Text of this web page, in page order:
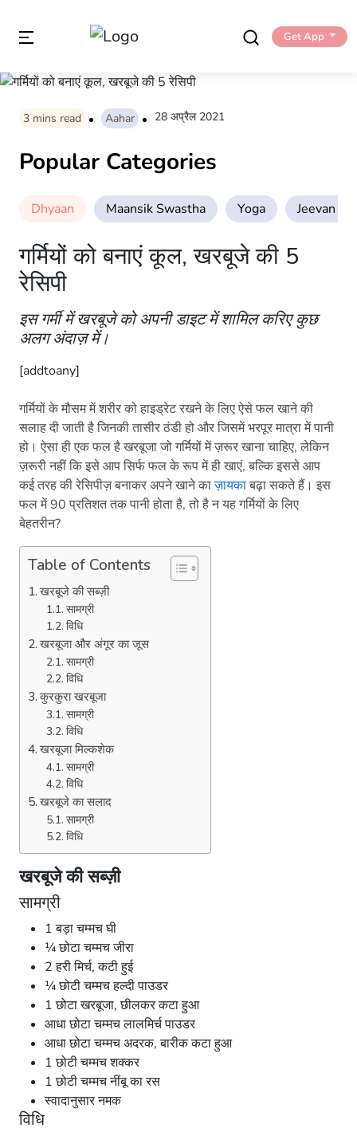
Get App
3 mins read Aahar 28 अप्रैल 2021
Popular Categories
Dhyaan Maansik Swastha Yoga Jeevan
गर्मियों को बनाएं कूल, खरबूजे की 5
रेसिपी
इस गर्मी में खरबूजे को अपनी डाइट में शामिल करिए कुछ
अलग अंदाज़ में।
[addtoany]
गर्मियों के मौसम में शरीर को हाइड्रेट रखने के लिए ऐसे फल खाने की
सलाह दी जाती है जिनकी तासीर ठंडी हो और जिसमें भरपूर मात्रा में पानी
हो। ऐसा ही एक फल है खरबूजा जो गर्मियों में ज़रूर खाना चाहिए, लेकिन
ज़रूरी नहीं कि इसे आप सिर्फ फल के रूप में ही खाएं, बल्कि इससे आप
कई तरह की रेसिपीज़ बनाकर अपने खाने काज़ायकाबढ़ा सकते हैं। इस
फल में 90 प्रतिशत तक पानी होता है, तो है न यह गर्मियों के लिए
बेहतरीन?
Table of Contents
खरबूजे की सब्ज़ी
सामग्री
विधि
खरबूजा और अंगूर का जूस
सामग्री
विधि
कुरकुरा खरबूजा
सामग्री
विधि
खरबूजा मिल्कशेक
सामग्री
विधि
खरबूजे का सलाद
सामग्री
विधि
खरबूजे की सब्ज़ी
सामग्री
1 बड़ा चम्मच घी
¼ छोटा चम्मच जीरा
2 हरी मिर्च, कटी हुई
¼ छोटी चम्मच हल्दी पाउडर
1 छोटा खरबूजा, छीलकर कटा हुआ
आधा छोटा चम्मच लालमिर्च पाउडर
आधा छोटा चम्मच अदरक, बारीक कटा हुआ
1 छोटी चम्मच शक्कर
1 छोटी चम्मच नींबू का रस
स्वादानुसार नमक
विधि